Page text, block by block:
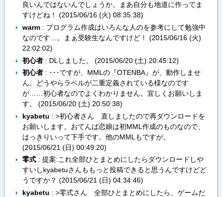
良いんではないんでしょうか。まあ自分も地道に作ってま
すけどね！ (2015/06/16 (火) 08:35:38)
warm: プログラム作成はいろんな人のを参考にして勉強中
なのです…。まぁ受験生なんですけど！ (2015/06/16 (火)
22:02:02)
初心者: DLしました。 (2015/06/20 (土) 20:45:12)
初心者: ･･･ですが、MMLの『OTENBA』が、動作しませ
ん。どうやらラベルが二重定義されている様なのです
が……初心者なのでよくわかりません。宜しくお願いしま
す。 (2015/06/20 (土) 20:50:38)
kyabetu : >初心者さん 直しましたので再ダウンロードを
お願いします。おてんば恋娘は初MML作成のものなので、
はっきりいって下手です。他のMMLもですが。
(2015/06/21 (日) 00:49:20)
零式: 提案:これ全部ひとまとめにしたらダウンロードしや
すいしkyabetuさんももっと投稿できると思うんですけどど
うですか？ (2015/06/21 (日) 04:34:46)
kyabetu : >零式さん 全部ひとまとめにしたら、ゲームだ